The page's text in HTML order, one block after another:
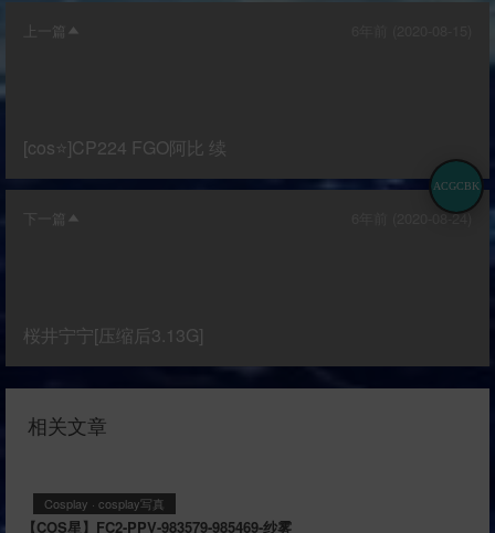
上一篇
[cos⭐]CP224 FGO阿比 续
下一篇 6年前 (2020-08-24)
桜井宁宁[压缩后3.13G]
相关文章
Cosplay · cosplay写真
【COS星】FC2-PPV-983579-985469-纱雾
ACGCBK